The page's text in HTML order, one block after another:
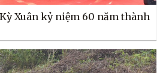
Xuân kỷ niệm 60 năm thành